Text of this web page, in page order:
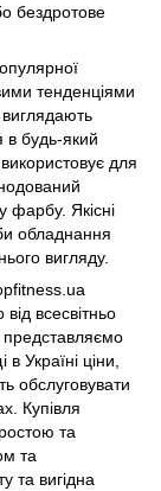
бездротове
тенденціями
в будь-який
для
фарбу. Якісні
обладнання
вигляду.
всесвітньо
Україні ціни,
обслуговувати
Купівля
та
та
та вигідна